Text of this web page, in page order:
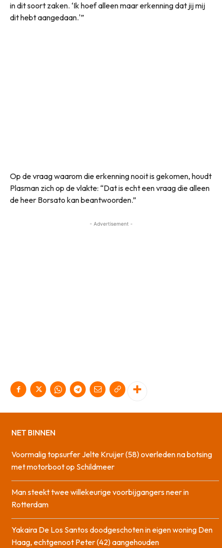
in dit soort zaken. ‘Ik hoef alleen maar erkenning dat jij mij
dit hebt aangedaan.'”
Op de vraag waarom die erkenning nooit is gekomen, houdt
Plasman zich op de vlakte: “Dat is echt een vraag die alleen
de heer Borsato kan beantwoorden.”
- Advertisement -
NET BINNEN
Voormalig topsurfer Jelte Kruijer (58) overleden na botsing
met motorboot op Schildmeer
Man steekt twee willekeurige voorbijgangers neer in
Rotterdam
Yakaira De Los Santos doodgeschoten in eigen woning Den
Haag, echtgenoot Peter (42) aangehouden